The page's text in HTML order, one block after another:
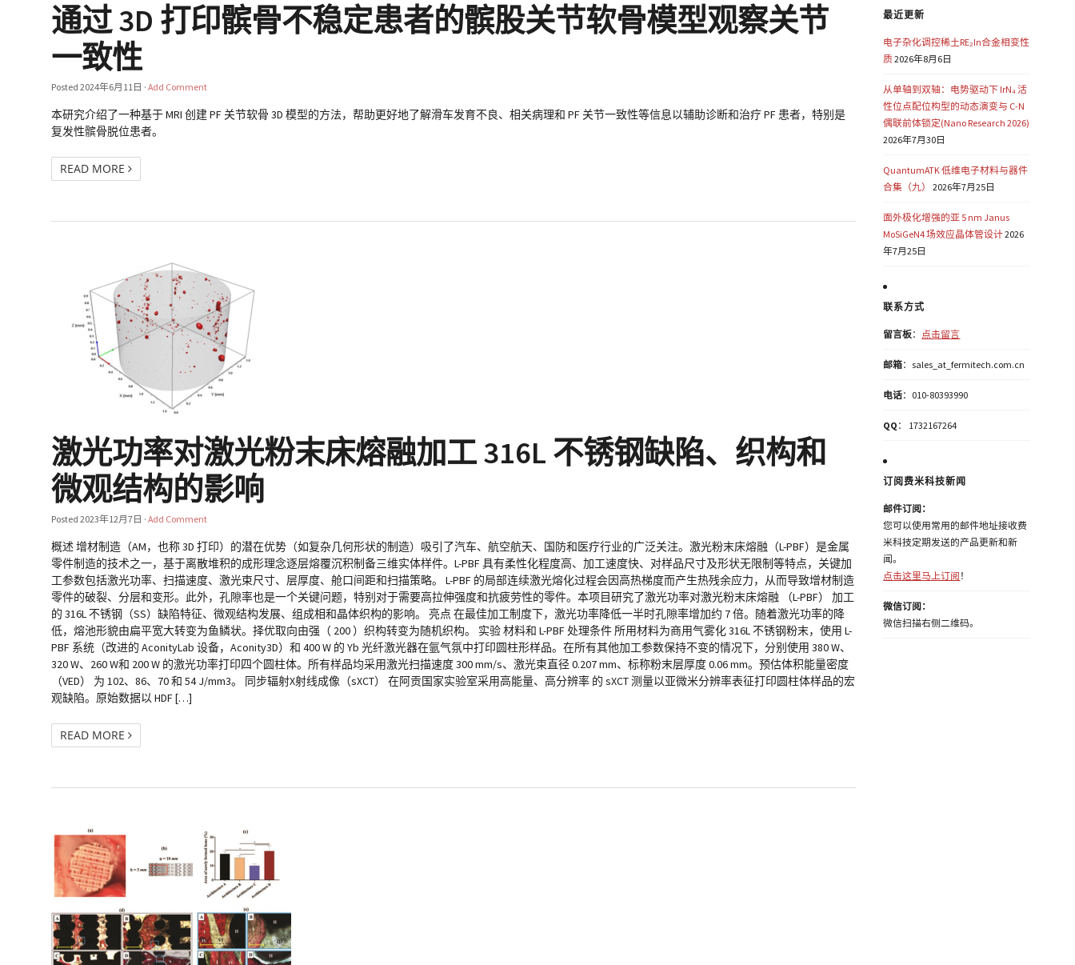
通过 3D 打印髌骨不稳定患者的髌股关节软骨模型观察关节
一致性
Posted2024年6月11日 ·Add Comment
本研究介绍了一种基于 MRI 创建 PF 关节软骨 3D 模型的方法，帮助更好地了解滑车发育不良、相关病理和 PF 关节一致性等信息以辅助诊断和治疗 PF 患者，特别是
复发性髌骨脱位患者。
READ MORE
激光功率对激光粉末床熔融加工 316L 不锈钢缺陷、织构和
微观结构的影响
Posted2023年12月7日 ·Add Comment
概述 增材制造（AM，也称 3D 打印）的潜在优势（如复杂几何形状的制造）吸引了汽车、航空航天、国防和医疗行业的广泛关注。激光粉末床熔融（L-PBF）是金属
零件制造的技术之一，基于离散堆积的成形理念逐层熔覆沉积制备三维实体样件。L-PBF 具有柔性化程度高、加工速度快、对样品尺寸及形状无限制等特点，关键加
工参数包括激光功率、扫描速度、激光束尺寸、层厚度、舱口间距和扫描策略。 L-PBF 的局部连续激光熔化过程会因高热梯度而产生热残余应力，从而导致增材制造
零件的破裂、分层和变形。此外，孔隙率也是一个关键问题，特别对于需要高拉伸强度和抗疲劳性的零件。本项目研究了激光功率对激光粉末床熔融 （L-PBF） 加工
的 316L 不锈钢（SS）缺陷特征、微观结构发展、组成相和晶体织构的影响。 亮点 在最佳加工制度下，激光功率降低一半时孔隙率增加约 7 倍。随着激光功率的降
低，熔池形貌由扁平宽大转变为鱼鳞状。择优取向由强（ 200 ）织构转变为随机织构。 实验 材料和 L-PBF 处理条件 所用材料为商用气雾化 316L 不锈钢粉末，使用 L-
PBF 系统（改进的 AconityLab 设备，Aconity3D）和 400 W 的 Yb 光纤激光器在氩气氛中打印圆柱形样品。在所有其他加工参数保持不变的情况下，分别使用 380 W、
320 W、260 W和 200 W 的激光功率打印四个圆柱体。所有样品均采用激光扫描速度 300 mm/s、激光束直径 0.207 mm、标称粉末层厚度 0.06 mm。预估体积能量密度
（VED） 为 102、86、70 和 54 J/mm3。 同步辐射X射线成像（sXCT） 在阿贡国家实验室采用高能量、高分辨率 的 sXCT 测量以亚微米分辨率表征打印圆柱体样品的宏
观缺陷。原始数据以 HDF […]
READ MORE
最近更新
电子杂化调控稀土RE₂In合金相变性
质2026年8月6日
从单轴到双轴：电势驱动下 IrN₄ 活
性位点配位构型的动态演变与 C-N
偶联前体锁定(Nano Research 2026)
2026年7月30日
QuantumATK 低维电子材料与器件
合集（九）
2026年7月25日
面外极化增强的亚 5 nm Janus
MoSiGeN4 场效应晶体管设计2026
年7月25日
联系方式
留言板： 点击留言
邮箱：sales_at_fermitech.com.cn
电话：010-80393990
QQ ： 1732167264
订阅费米科技新闻
邮件订阅：
您可以使用常用的邮件地址接收费
米科技定期发送的产品更新和新
闻。
点击这里马上订阅 ！
微信订阅：
微信扫描右侧二维码。